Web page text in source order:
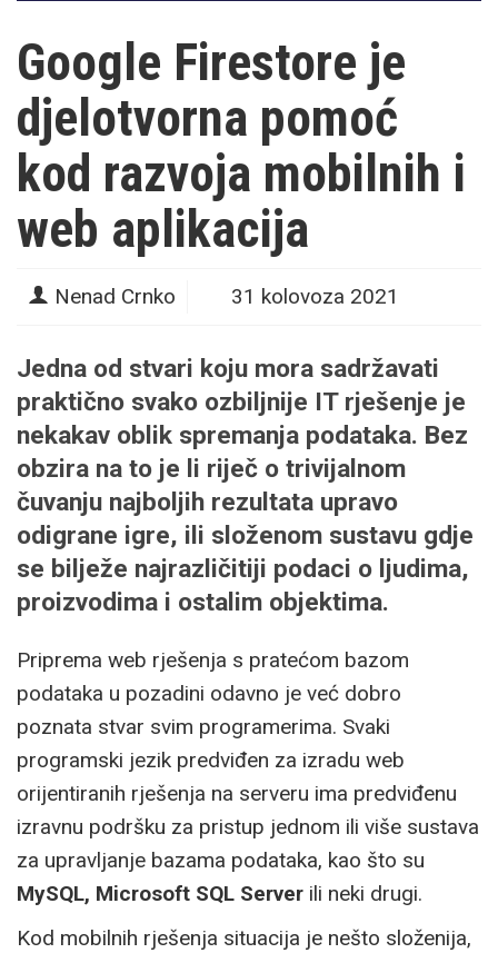
Google Firestore je
djelotvorna pomoć
kod razvoja mobilnih i
web aplikacija
Nenad Crnko 31 kolovoza 2021
Jedna od stvari koju mora sadržavati
praktično svako ozbiljnije IT rješenje je
nekakav oblik spremanja podataka. Bez
obzira na to je li riječ o trivijalnom
čuvanju najboljih rezultata upravo
odigrane igre, ili složenom sustavu gdje
se bilježe najrazličitiji podaci o ljudima,
proizvodima i ostalim objektima.
Priprema web rješenja s pratećom bazom
podataka u pozadini odavno je već dobro
poznata stvar svim programerima. Svaki
programski jezik predviđen za izradu web
orijentiranih rješenja na serveru ima predviđenu
izravnu podršku za pristup jednom ili više sustava
za upravljanje bazama podataka, kao što su
MySQL, Microsoft SQL Server ili neki drugi.
Kod mobilnih rješenja situacija je nešto složenija,